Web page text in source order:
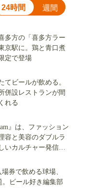
24時間 週間
多方の「喜多方ラー
京駅に。鶏と青口煮
定で登場
てビールが飲める。
併設レストランが間
れる
』は、ファッション
容と美容のダブルラ
いカルチャー発信基
券で飲める球場、
ビール好き編集部